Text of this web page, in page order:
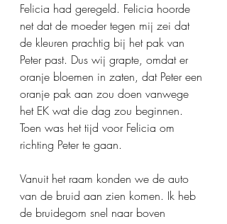
Felicia had geregeld. Felicia hoorde
net dat de moeder tegen mij zei dat
de kleuren prachtig bij het pak van
Peter past. Dus wij grapte, omdat er
oranje bloemen in zaten, dat Peter een
oranje pak aan zou doen vanwege
het EK wat die dag zou beginnen.
Toen was het tijd voor Felicia om
richting Peter te gaan.
Vanuit het raam konden we de auto
van de bruid aan zien komen. Ik heb
de bruidegom snel naar boven